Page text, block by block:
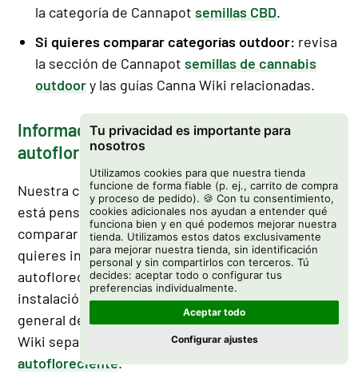
Tu privacidad es importante para
nosotros
Utilizamos cookies para que nuestra tienda
funcione de forma fiable (p. ej., carrito de compra
y proceso de pedido). 🍪 Con tu consentimiento,
cookies adicionales nos ayudan a entender qué
funciona bien y en qué podemos mejorar nuestra
tienda. Utilizamos estos datos exclusivamente
para mejorar nuestra tienda, sin identificación
personal y sin compartirlos con terceros. Tú
decides: aceptar todo o configurar tus
preferencias individualmente.
Aceptar todo
Configurar ajustes
la categoría de Cannapotsemillas CBD.
Si quieres comparar categorías outdoor: revisa
la sección de Cannapotsemillas de cannabis
outdoory las guías Canna Wiki relacionadas.
Información sobre el cultivo de
autoflorecientes
Nuestra colección Lowryder y autofloreciente
está pensada principalmente para ayudarte a
comparar opciones de semillas. Si también
quieres información más profunda sobre cannabis
autofloreciente, etapas de la planta, puntos de
instalación, temas de cuidado e información
general de cultivo, Cannapot tiene una guía Canna
Wiki separada sobre
el cultivo de cannabis
autofloreciente.